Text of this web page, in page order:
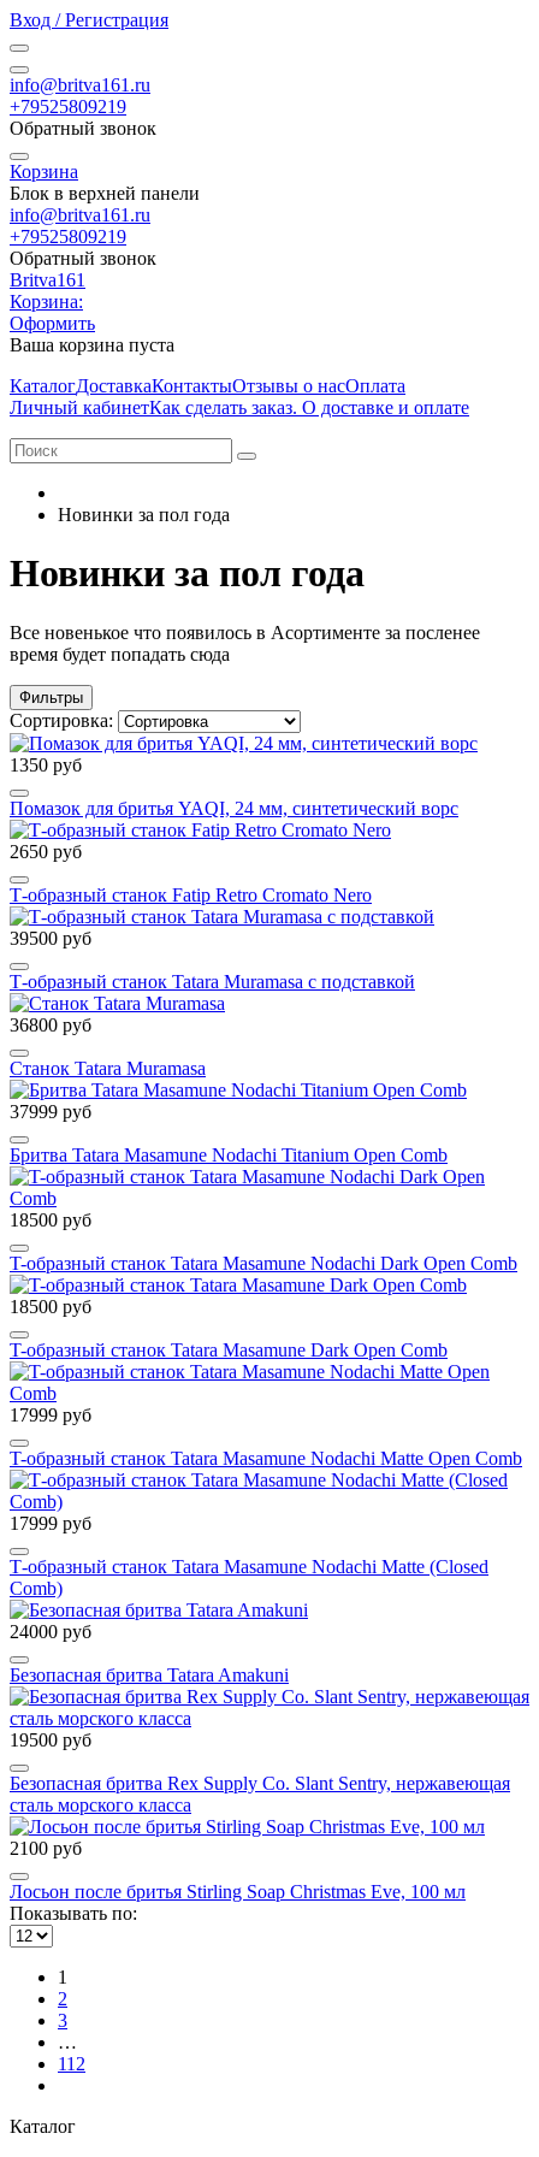
Вход / Регистрация
info@britva161.ru
+79525809219
Обратный звонок
Корзина
Блок в верхней панели
info@britva161.ru
+79525809219
Обратный звонок
Britva161
Корзина:
Оформить
Ваша корзина пуста
КаталогДоставкаКонтактыОтзывы о насОплата
Личный кабинетКак сделать заказ. О доставке и оплате
Новинки за пол года
Новинки за пол года
Все новенькое что появилось в Асортименте за посленее
время будет попадать сюда
Фильтры
Сортировка:
1350 руб
Помазок для бритья YAQI, 24 мм, синтетический ворс
2650 руб
Т-образный станок Fatip Retro Cromato Nero
39500 руб
Т-образный станок Tatara Muramasa c подставкой
36800 руб
Cтанок Tatara Muramasa
37999 руб
Бритва Tatara Masamune Nodachi Titanium Open Comb
18500 руб
T-образный станок Tatara Masamune Nodachi Dark Open Comb
18500 руб
T-образный станок Tatara Masamune Dark Open Comb
17999 руб
T-образный станок Tatara Masamune Nodachi Matte Open Comb
17999 руб
Т-образный станок Tatara Masamune Nodachi Matte (Closed
Comb)
24000 руб
Безопасная бритва Tatara Amakuni
19500 руб
Безопасная бритва Rex Supply Co. Slant Sentry, нержавеющая
сталь морского класса
2100 руб
Лосьон после бритья Stirling Soap Christmas Eve, 100 мл
Показывать по:
1
2
3
…
112
Каталог